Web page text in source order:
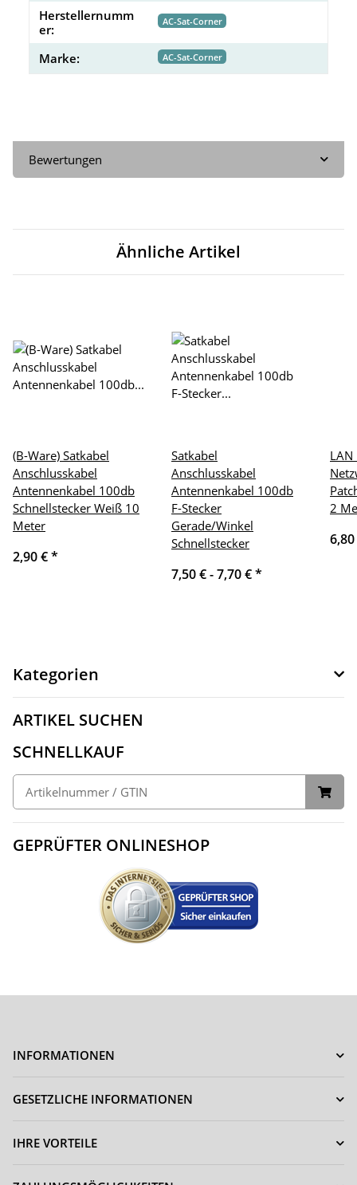
Herstellernumm
er:
AC-Sat-Corner
Marke: AC-Sat-Corner
Bewertungen
Ähnliche Artikel
(B-Ware) Satkabel
Anschlusskabel
Antennenkabel 100db
Schnellstecker Weiß 10
Meter
2,90 €*
Satkabel
Anschlusskabel
Antennenkabel 100db
F-Stecker
Gerade/Winkel
Schnellstecker
7,50 € -7,70 €*
LAN
2
Kategorien
ARTIKEL SUCHEN
SCHNELLKAUF
GEPRÜFTER ONLINESHOP
INFORMATIONEN
GESETZLICHE INFORMATIONEN
IHRE VORTEILE